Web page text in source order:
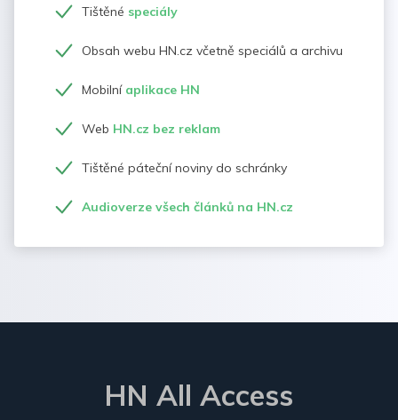
Tištěné speciály
Obsah webu HN.cz včetně speciálů a archivu
Mobilní aplikace HN
Web HN.cz bez reklam
Tištěné páteční noviny do schránky
Audioverze všech článků na HN.cz
HN All Access